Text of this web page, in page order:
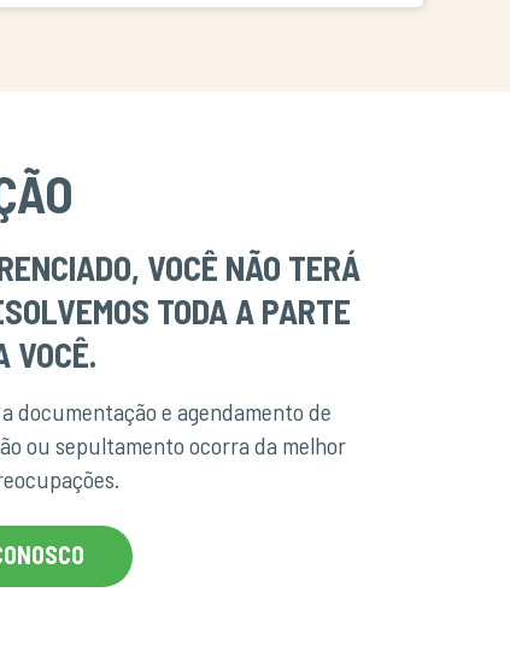
VOCÊ NÃO TERÁ
TODA A PARTE
VOCÊ.
documentação e agendamento de
ou sepultamento ocorra da melhor